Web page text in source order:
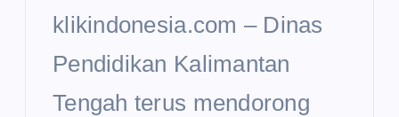
klikindonesia.com – Dinas
Pendidikan Kalimantan
Tengah terus mendorong